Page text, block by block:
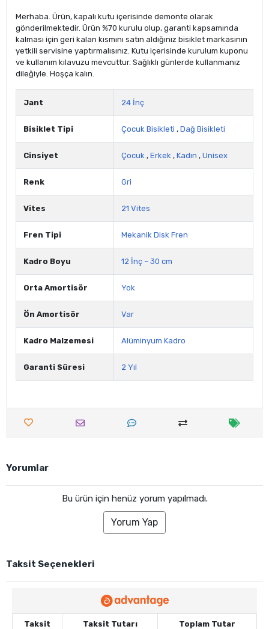
Merhaba. Ürün, kapalı kutu içerisinde demonte olarak
gönderilmektedir. Ürün %70 kurulu olup, garanti kapsamında
kalması için geri kalan kısmını satın aldığınız bisiklet markasının
yetkili servisine yaptırmalısınız. Kutu içerisinde kurulum kuponu
ve kullanım kılavuzu mevcuttur. Sağlıklı günlerde kullanmanız
dileğiyle. Hoşça kalın.
Jant 24 İnç
Bisiklet Tipi Çocuk Bisikleti , Dağ Bisikleti
Cinsiyet Çocuk , Erkek , Kadın , Unisex
Renk Gri
Vites 21 Vites
Fren Tipi Mekanik Disk Fren
Kadro Boyu 12 İnç – 30 cm
Orta Amortisör Yok
Ön Amortisör Var
Kadro Malzemesi Alüminyum Kadro
Garanti Süresi 2 Yıl
Yorumlar
Bu ürün için henüz yorum yapılmadı.
Yorum Yap
Taksit Seçenekleri
Taksit Taksit Tutarı Toplam Tutar